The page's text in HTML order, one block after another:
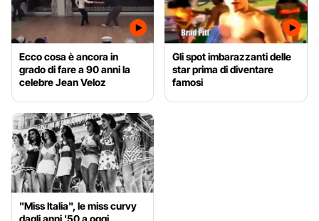
Ecco cosa è ancora in
grado di fare a 90 anni la
celebre Jean Veloz
Gli spot imbarazzanti delle
star prima di diventare
famosi
"Miss Italia", le miss curvy